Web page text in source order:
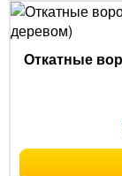
Откатные